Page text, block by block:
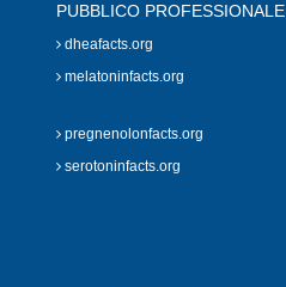
PUBBLICO PROFESSIONALE
dheafacts.org
melatoninfacts.org
pregnenolonfacts.org
serotoninfacts.org